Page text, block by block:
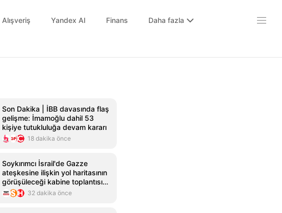
Alışveriş Yandex AI Finans Daha fazla
Son Dakika | İBB davasında flaş
gelişme: İmamoğlu dahil 53
kişiye tutukluluğa devam kararı
18 dakika önce
Soykırımcı İsrail'de Gazze
ateşkesine ilişkin yol haritasının
görüşüleceği kabine toplantısı
iptal edildi32 dakika önce